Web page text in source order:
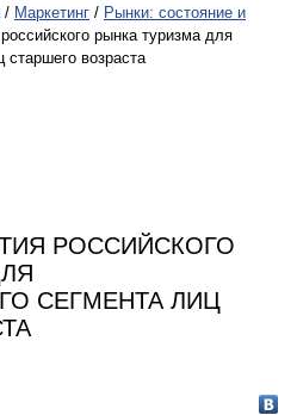
/ Маркетинг / Рынки: состояние и
рынка туризма для
старшего возраста
РОССИЙСКОГО
СЕГМЕНТА ЛИЦ